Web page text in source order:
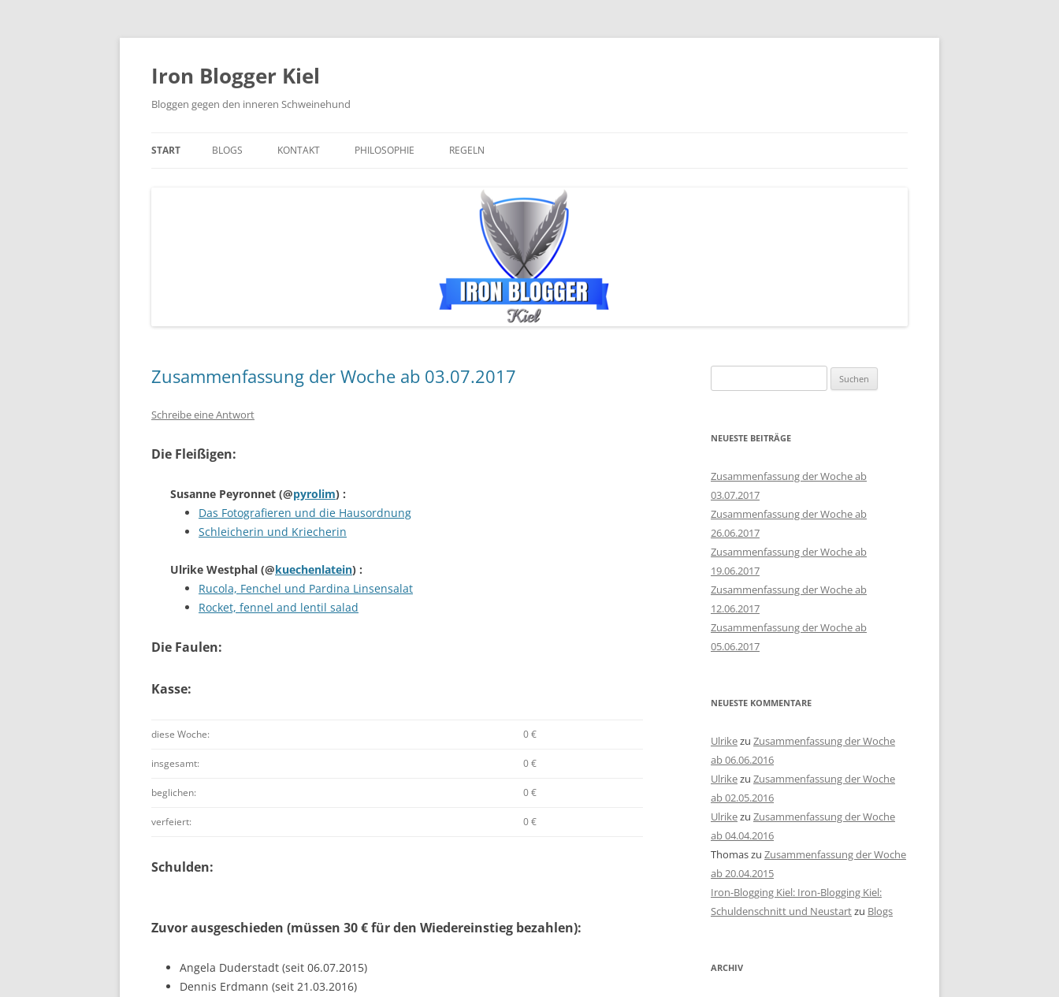
Zum
Iron Blogger Kiel
Bloggen gegen den inneren Schweinehund
START BLOGS KONTAKT PHILOSOPHIE REGELN
Zusammenfassung der Woche ab 03.07.2017
Schreibe eine Antwort
Die Fleißigen:
Susanne Peyronnet (@pyrolim) :
Das Fotografieren und die Hausordnung
Schleicherin und Kriecherin
Ulrike Westphal (@kuechenlatein) :
Rucola, Fenchel und Pardina Linsensalat
Rocket, fennel and lentil salad
Die Faulen:
Kasse:
diese Woche: 0 €
insgesamt: 0 €
beglichen: 0 €
verfeiert: 0 €
Schulden:
Zuvor ausgeschieden (müssen 30 € für den Wiedereinstieg bezahlen):
Angela Duderstadt (seit 06.07.2015)
Dennis Erdmann (seit 21.03.2016)
nach:
NEUESTE BEITRÄGE
Zusammenfassung der Woche ab
03.07.2017
Zusammenfassung der Woche ab
26.06.2017
Zusammenfassung der Woche ab
19.06.2017
Zusammenfassung der Woche ab
12.06.2017
Zusammenfassung der Woche ab
05.06.2017
NEUESTE KOMMENTARE
Ulrikezu Zusammenfassung der Woche
ab 06.06.2016
Ulrikezu Zusammenfassung der Woche
ab 02.05.2016
Ulrikezu Zusammenfassung der Woche
ab 04.04.2016
Thomaszu Zusammenfassung der Woche
ab 20.04.2015
Iron-Blogging Kiel: Iron-Blogging Kiel:
Schuldenschnitt und Neustartzu Blogs
ARCHIV